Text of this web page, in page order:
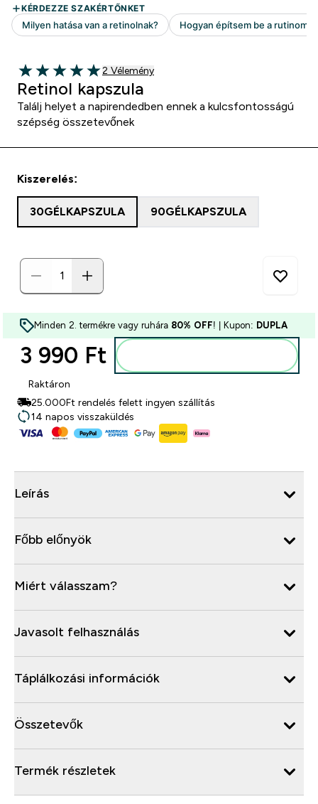
5 out of 5 stars
2 customer reviews
2 Vélemény
Retinol kapszula
Találj helyet a napirendedben ennek a kulcsfontosságú
szépség összetevőnek
Kiszerelés:
30GÉLKAPSZULA 90GÉLKAPSZULA
Minden 2. termékre vagy ruhára 80% OFF! | Kupon: DUPLA
3 990 Ft‎
Raktáron
25.000Ft rendelés felett ingyen szállítás
14 napos visszaküldés
Leírás
Főbb előnyök
Miért válasszam?
Javasolt felhasználás
Táplálkozási információk
Összetevők
Termék részletek